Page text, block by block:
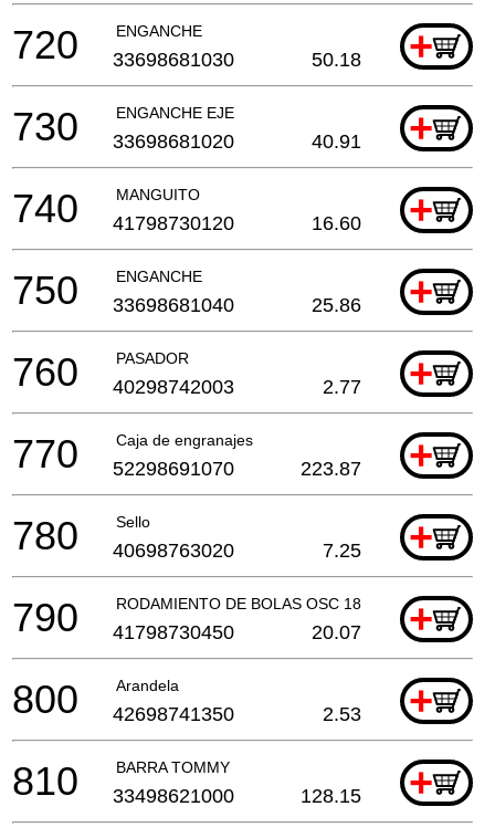
ENGANCHE +
720 33698681030 50.18
ENGANCHE EJE +
730 33698681020 40.91
MANGUITO +
740 41798730120 16.60
ENGANCHE +
750 33698681040 25.86
PASADOR +
760 40298742003 2.77
Caja de engranajes +
770 52298691070 223.87
Sello +
780 40698763020 7.25
RODAMIENTO DE BOLAS OSC 18 +
790 41798730450 20.07
Arandela +
800 42698741350 2.53
BARRA TOMMY +
810 33498621000 128.15